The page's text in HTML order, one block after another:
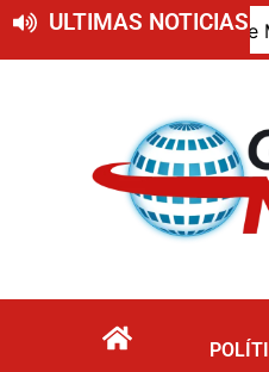
ULTIMAS NOTICIAS
Alcaldía de Maicao